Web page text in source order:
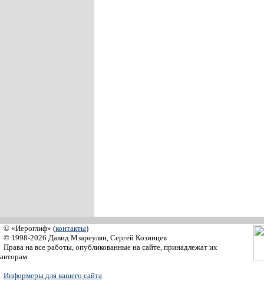
© «Иероглиф» (контакты)
© 1998-2026 Давид Мзареулян, Сергей Козинцев
Права на все работы, опубликованные на сайте, принадлежат их
авторам
Информеры для вашего сайта